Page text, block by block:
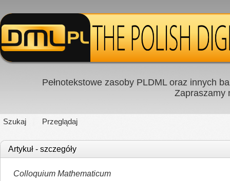
Pełnotekstowe zasoby PLDML oraz innych
Zapraszamy
Szukaj Przeglądaj
Artykuł - szczegóły
Colloquium Mathematicum